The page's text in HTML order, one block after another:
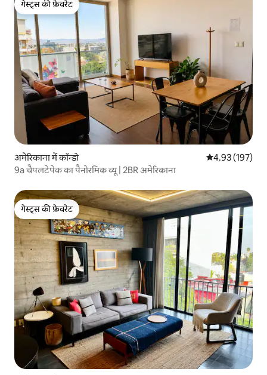
गेस्ट्स की फ़ेवरेट
गेस्ट्स की फ़ेवरेट
अमेरिकाना में कॉन्डो औसत रेटिंग 5 में से
4.93 (197)
9a चैपलटेपेक का पैनोरमिक व्यू | 2BR अमेरिकाना
गेस्ट्स की फ़ेवरेट
गेस्ट्स की फ़ेवरेट